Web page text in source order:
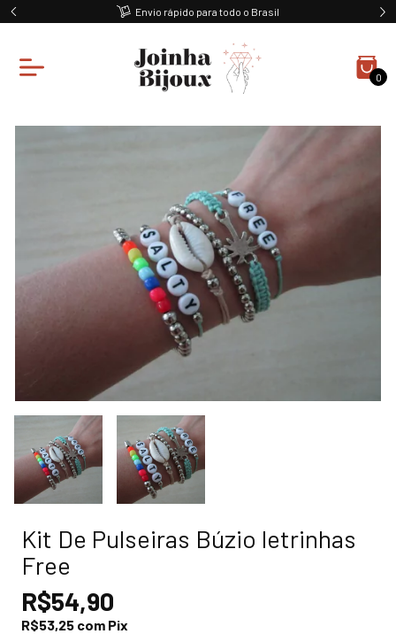
Envio rápido para todo o Brasil
0
Kit De Pulseiras Búzio letrinhas
Free
R$54,90
R$53,25 com Pix